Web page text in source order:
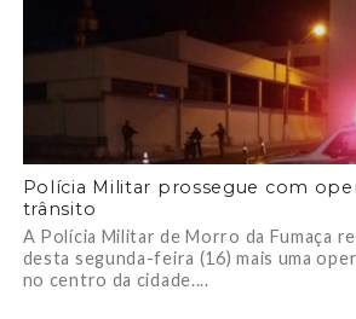
Polícia Militar prossegue com
trânsito
A Polícia Militar de Morro da Fumaça
desta segunda-feira (16) mais uma
no centro da cidade....